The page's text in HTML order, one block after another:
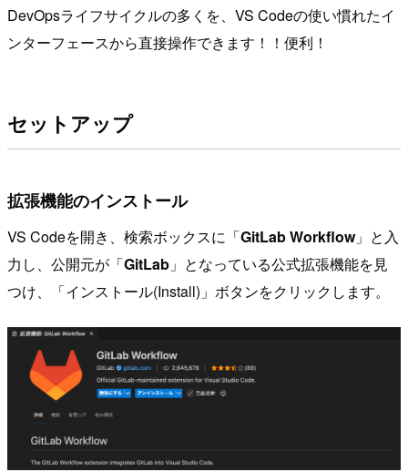
DevOpsライフサイクルの多くを、VS Codeの使い慣れたイ
ンターフェースから直接操作できます！！便利！
セットアップ
拡張機能のインストール
VS Codeを開き、検索ボックスに「GitLab Workflow」と入
力し、公開元が「GitLab 」となっている公式拡張機能を見
つけ、「インストール(Install)」ボタンをクリックします。